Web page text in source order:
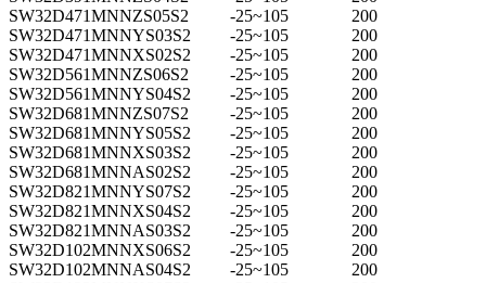
SW32D471MNNZS05S2
-25~105
200
SW32D471MNNYS03S2
-25~105
200
SW32D471MNNXS02S2
-25~105
200
SW32D561MNNZS06S2
-25~105
200
SW32D561MNNYS04S2
-25~105
200
SW32D681MNNZS07S2
-25~105
200
SW32D681MNNYS05S2
-25~105
200
SW32D681MNNXS03S2
-25~105
200
SW32D681MNNAS02S2
-25~105
200
SW32D821MNNYS07S2
-25~105
200
SW32D821MNNXS04S2
-25~105
200
SW32D821MNNAS03S2
-25~105
200
SW32D102MNNXS06S2
-25~105
200
SW32D102MNNAS04S2
-25~105
200